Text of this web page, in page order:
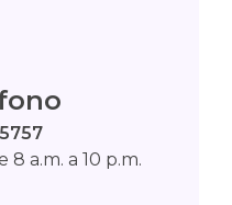
a.m. a 10 p.m.